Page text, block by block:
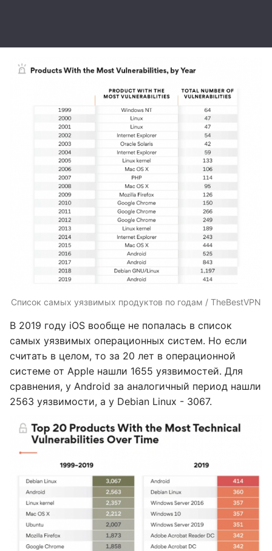
Список самых уязвимых продуктов по годам / TheBestVPN
В 2019 году iOS вообще не попалась в список
самых уязвимых операционных систем. Но если
считать в целом, то за 20 лет в операционной
системе от Apple нашли 1655 уязвимостей. Для
сравнения, у Android за аналогичный период нашли
2563 уязвимости, а у Debian Linux - 3067.